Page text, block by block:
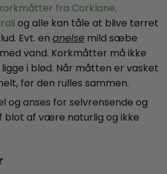
fra Corklane,
og alle kan tåle at blive tørret
Evt. en anelse mild sæbe
vand. Korkmåtter må ikke
i blød. Når måtten er vasket
før den rulles sammen.
og anses for selvrensende og
blot af være naturlig og ikke